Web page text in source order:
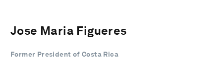
Jose Maria Figueres
Former President of Costa Rica